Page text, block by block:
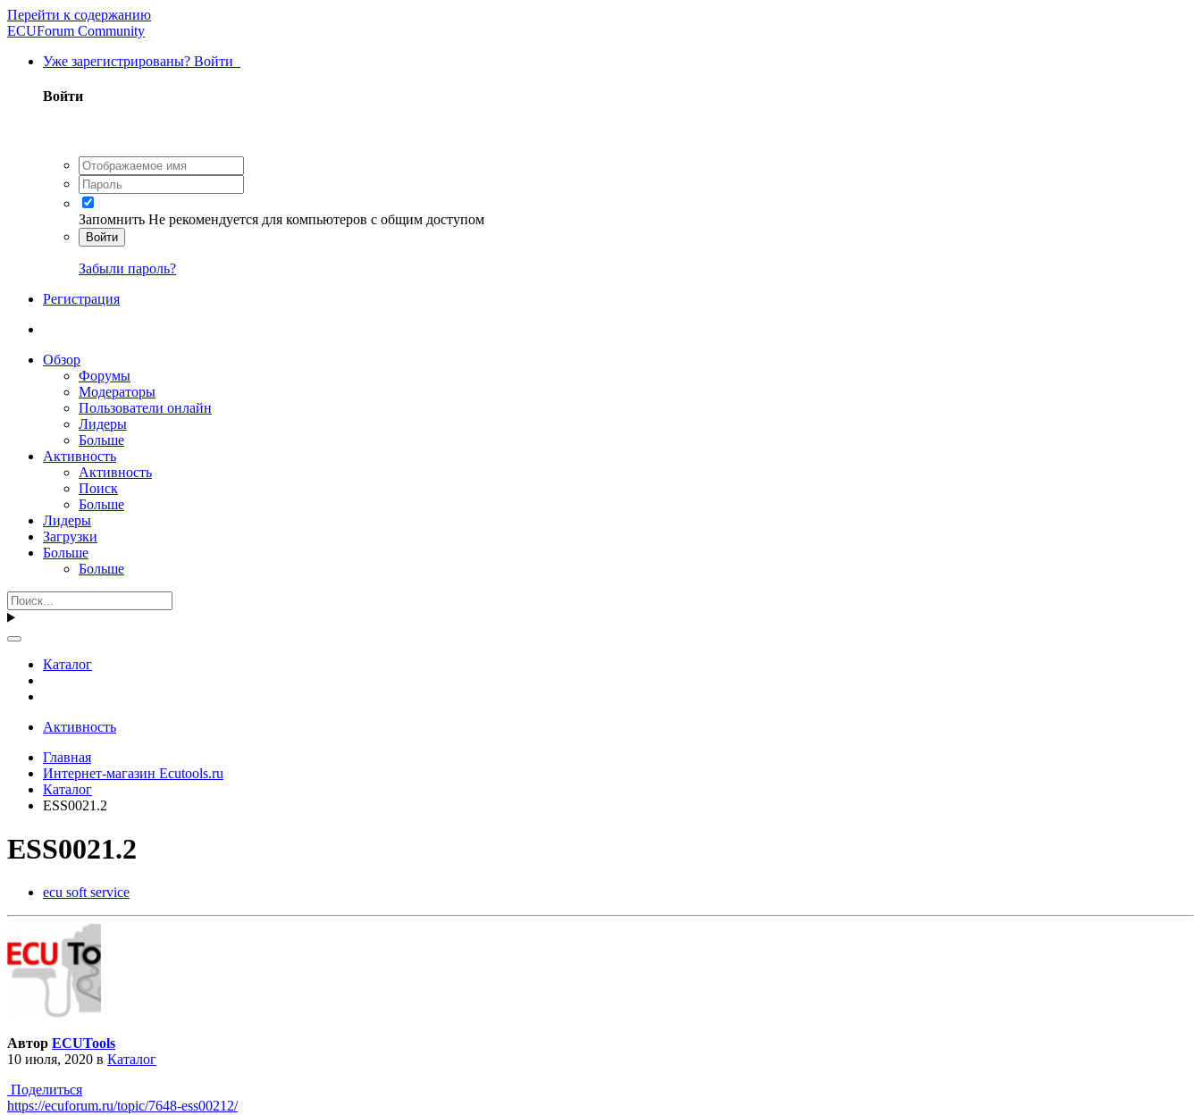
Перейти к содержанию
ECUForum Community
Уже зарегистрированы? Войти
Войти
Запомнить Не рекомендуется для компьютеров с общим доступом
Войти
Забыли пароль?
Регистрация
Обзор
Форумы
Модераторы
Пользователи онлайн
Лидеры
Больше
Активность
Активность
Поиск
Больше
Лидеры
Загрузки
Больше
Больше
Каталог
Активность
Главная
Интернет-магазин Ecutools.ru
Каталог
ESS0021.2
ESS0021.2
ecu soft service
Автор ECUTools
10 июля, 2020 в Каталог
Поделиться
https://ecuforum.ru/topic/7648-ess00212/